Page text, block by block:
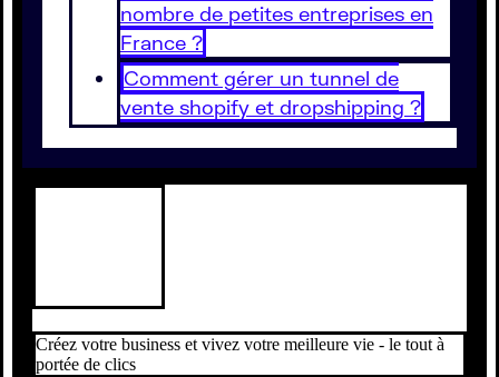
nombre de petites entreprises en
France ?
Comment gérer un tunnel de
vente shopify et dropshipping ?
Créez votre business et vivez votre meilleure vie - le tout à
portée de clics